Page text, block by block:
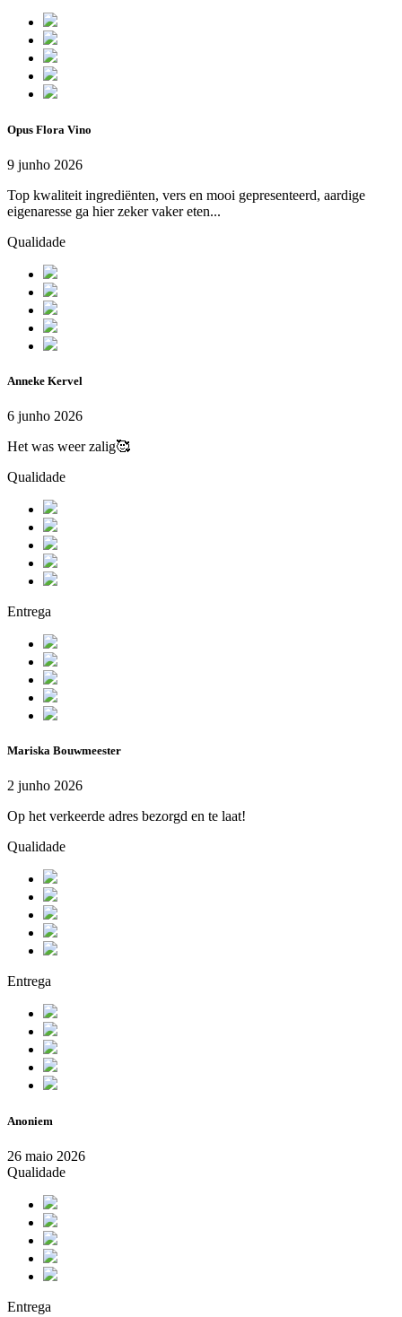
Opus Flora Vino
9 junho 2026
Top kwaliteit ingrediënten, vers en mooi gepresenteerd, aardige
eigenaresse ga hier zeker vaker eten...
Qualidade
Anneke Kervel
6 junho 2026
Het was weer zalig🥰
Qualidade
Entrega
Mariska Bouwmeester
2 junho 2026
Op het verkeerde adres bezorgd en te laat!
Qualidade
Entrega
Anoniem
26 maio 2026
Qualidade
Entrega